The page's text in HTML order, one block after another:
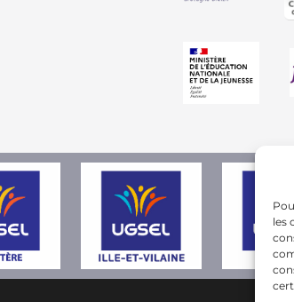
les